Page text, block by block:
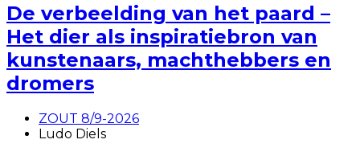
De verbeelding van het paard –
Het dier als inspiratiebron van
kunstenaars, machthebbers en
dromers
ZOUT 8/9-2026
Ludo Diels